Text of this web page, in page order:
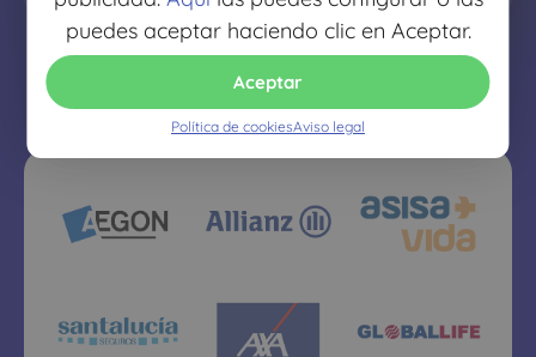
puedes aceptar haciendo clic en Aceptar.
Aceptar
Política de cookiesAviso legal